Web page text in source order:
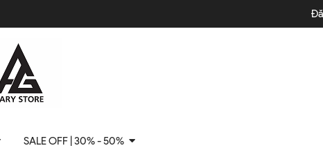
SALE OFF | 30% - 50%